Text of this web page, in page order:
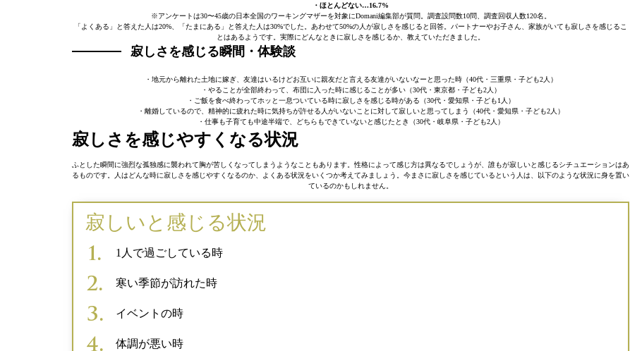
・ほとんどない…16.7%
※アンケートは30〜45歳の日本全国のワーキングマザーを対象にDomani編集部が質問。調査設問数10問、調査回収人数120名。
「よくある」と答えた人は20%、「たまにある」と答えた人は30%でした。あわせて50%の人が寂しさを感じると回答。パートナーやお子さん、家族がいても寂しさを感じるこ
とはあるようです。実際にどんなときに寂しさを感じるか、教えていただきました。
寂しさを感じる瞬間・体験談
・地元から離れた土地に嫁ぎ、友達はいるけどお互いに親友だと言える友達がいないなーと思った時（40代・三重県・子ども2人）
・やることが全部終わって、布団に入った時に感じることが多い（30代・東京都・子ども2人）
・ご飯を食べ終わってホッと一息ついている時に寂しさを感じる時がある（30代・愛知県・子ども1人）
・離婚しているので、精神的に疲れた時に気持ちが許せる人がいないことに対して寂しいと思ってしまう（40代・愛知県・子ども2人）
・仕事も子育ても中途半端で、どちらもできていないと感じたとき（30代・岐阜県・子ども2人）
寂しさを感じやすくなる状況
ふとした瞬間に強烈な孤独感に襲われて胸が苦しくなってしまうようなこともあります。性格によって感じ方は異なるでしょうが、誰もが寂しいと感じるシチュエーションはあ
るものです。人はどんな時に寂しさを感じやすくなるのか、よくある状況をいくつか考えてみましょう。今まさに寂しさを感じているという人は、以下のような状況に身を置い
ているのかもしれません。
寂しいと感じる状況
1人で過ごしている時
寒い季節が訪れた時
イベントの時
体調が悪い時